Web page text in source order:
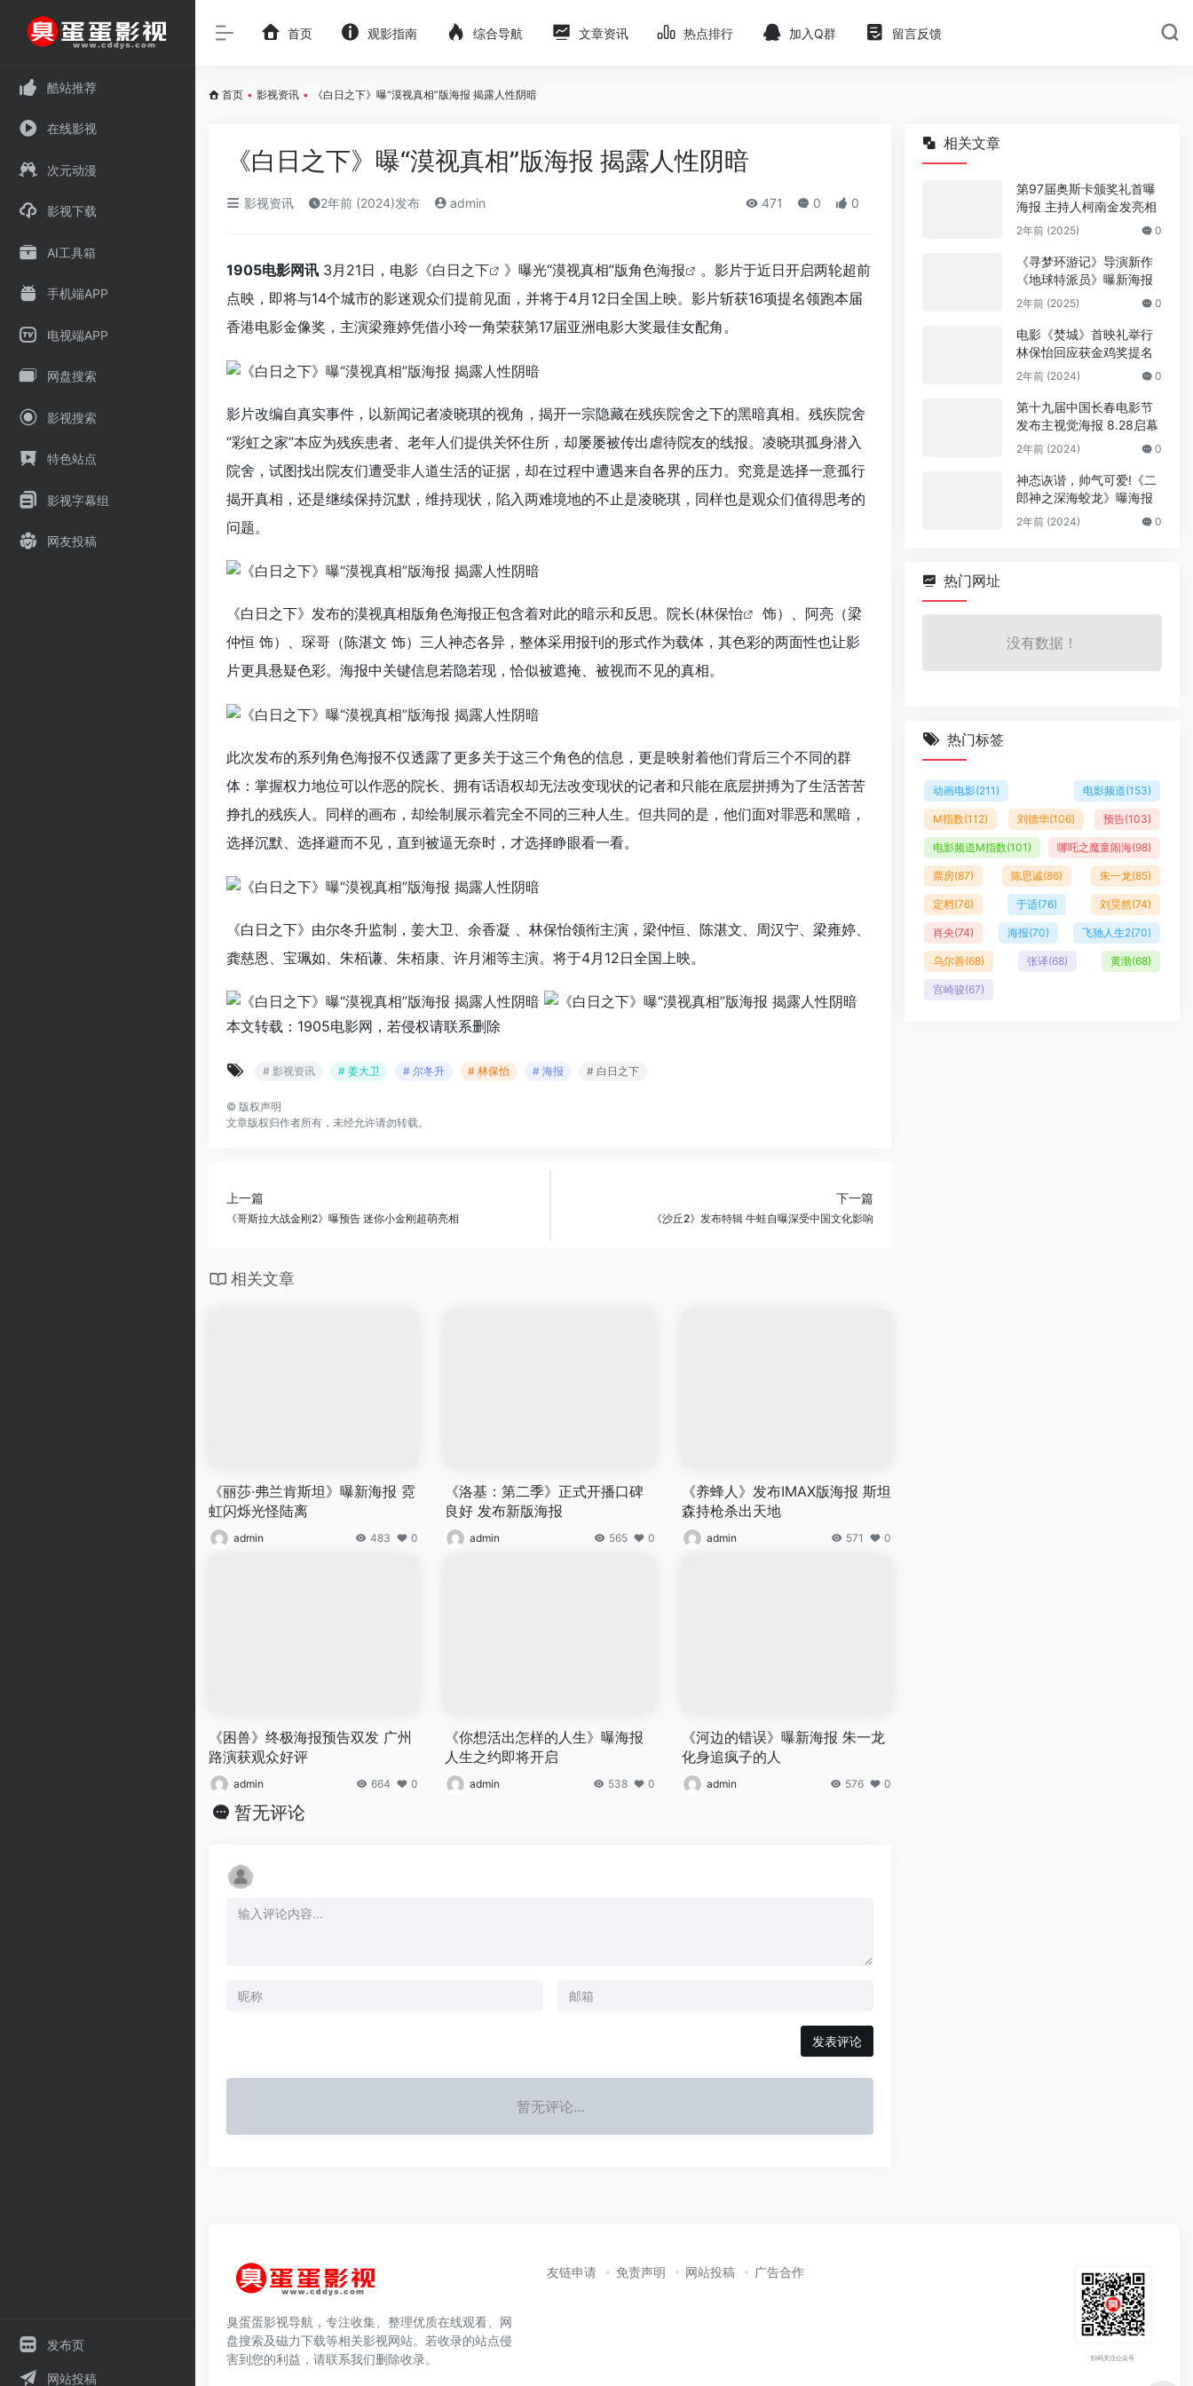
酷站推荐
在线影视
次元动漫
影视下载
AI工具箱
手机端APP
电视端APP
网盘搜索
影视搜索
特色站点
影视字幕组
网友投稿
发布页
网站投稿
首页 观影指南 综合导航 文章资讯 热点排行 加入Q群 留言反馈
首页 • 影视资讯 • 《白日之下》曝“漠视真相”版海报 揭露人性阴暗
《白日之下》曝“漠视真相”版海报 揭露人性阴暗
影视资讯 2年前 (2024)发布 admin 471 0 0
1905电影网讯 3月21日，电影《白日之下 》曝光“漠视真相”版角色海报
。影片于近日开启两轮超前
点映，即将与14个城市的影迷观众们提前见面，并将于4月12日全国上映。影片斩获16项提名领跑本届
香港电影金像奖，主演梁雍婷凭借小玲一角荣获第17届亚洲电影大奖最佳女配角。
影片改编自真实事件，以新闻记者凌晓琪的视角，揭开一宗隐藏在残疾院舍之下的黑暗真相。残疾院舍
“彩虹之家”本应为残疾患者、老年人们提供关怀住所，却屡屡被传出虐待院友的线报。凌晓琪孤身潜入
院舍，试图找出院友们遭受非人道生活的证据，却在过程中遭遇来自各界的压力。究竟是选择一意孤行
揭开真相，还是继续保持沉默，维持现状，陷入两难境地的不止是凌晓琪，同样也是观众们值得思考的
问题。
《白日之下》发布的漠视真相版角色海报正包含着对此的暗示和反思。院长(林保怡
饰）、阿亮（梁
仲恒 饰）、琛哥（陈湛文 饰）三人神态各异，整体采用报刊的形式作为载体，其色彩的两面性也让影
片更具悬疑色彩。海报中关键信息若隐若现，恰似被遮掩、被视而不见的真相。
此次发布的系列角色海报不仅透露了更多关于这三个角色的信息，更是映射着他们背后三个不同的群
体：掌握权力地位可以作恶的院长、拥有话语权却无法改变现状的记者和只能在底层拼搏为了生活苦苦
挣扎的残疾人。同样的画布，却绘制展示着完全不同的三种人生。但共同的是，他们面对罪恶和黑暗，
选择沉默、选择避而不见，直到被逼无奈时，才选择睁眼看一看。
《白日之下》由尔冬升监制，姜大卫、余香凝 、林保怡领衔主演，梁仲恒、陈湛文、周汉宁、梁雍婷、
龚慈恩、宝珮如、朱栢谦、朱栢康、许月湘等主演。将于4月12日全国上映。
本文转载：1905电影网，若侵权请联系删除
# 影视资讯 # 姜大卫 # 尔冬升 # 林保怡 # 海报 # 白日之下
© 版权声明
文章版权归作者所有，未经允许请勿转载。
上一篇
《哥斯拉大战金刚2》曝预告 迷你小金刚超萌亮相
下一篇
《沙丘2》发布特辑 牛蛙自曝深受中国文化影响
相关文章
《丽莎·弗兰肯斯坦》曝新海报 霓
虹闪烁光怪陆离
admin 483 0
《洛基：第二季》正式开播口碑
良好 发布新版海报
admin 565 0
《养蜂人》发布IMAX版海报 斯坦
森持枪杀出天地
admin 571 0
《困兽》终极海报预告双发 广州
路演获观众好评
admin 664 0
《你想活出怎样的人生》曝海报
人生之约即将开启
admin 538 0
《河边的错误》曝新海报 朱一龙
化身追疯子的人
admin 576 0
暂无评论
发表评论
暂无评论...
相关文章
第97届奥斯卡颁奖礼首曝
海报 主持人柯南金发亮相
2年前 (2025) 0
《寻梦环游记》导演新作
《地球特派员》曝新海报
2年前 (2025) 0
电影《焚城》首映礼举行
林保怡回应获金鸡奖提名
2年前 (2024) 0
第十九届中国长春电影节
发布主视觉海报 8.28启幕
2年前 (2024) 0
神态诙谐，帅气可爱!《二
郎神之深海蛟龙》曝海报
2年前 (2024) 0
热门网址
没有数据！
热门标签
动画电影(211) 电影频道(153)
M指数(112) 刘德华(106) 预告(103)
电影频道M指数(101) 哪吒之魔童闹海(98)
票房(87) 陈思诚(86) 朱一龙(85)
定档(76) 于适(76) 刘昊然(74)
肖央(74) 海报(70) 飞驰人生2(70)
乌尔善(68) 张译(68) 黄渤(68)
宫崎骏(67)
臭蛋蛋影视导航，专注收集、整理优质在线观看、网
盘搜索及磁力下载等相关影视网站。若收录的站点侵
害到您的利益，请联系我们删除收录。
友链申请 免责声明 网站投稿 广告合作
扫码关注公众号